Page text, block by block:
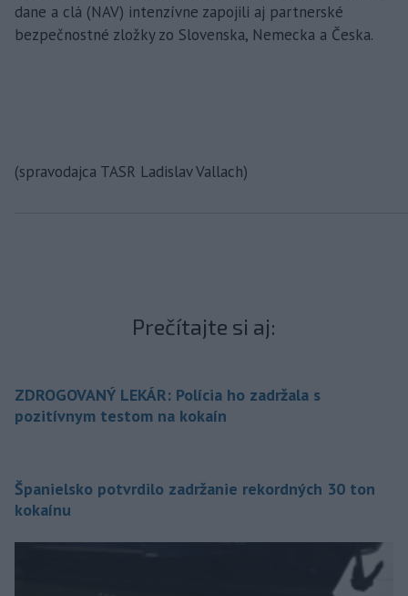
dane a clá (NAV) intenzívne zapojili aj partnerské
bezpečnostné zložky zo Slovenska, Nemecka a Česka.
(spravodajca TASR Ladislav Vallach)
Prečítajte si aj:
ZDROGOVANÝ LEKÁR: Polícia ho zadržala s
pozitívnym testom na kokaín
Španielsko potvrdilo zadržanie rekordných 30 ton
kokaínu